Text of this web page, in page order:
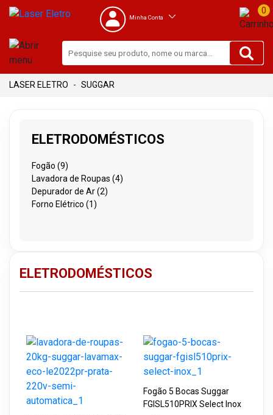
Minha Conta
0
SUGGAR
ELETRODOMÉSTICOS
Fogão (9)
Lavadora de Roupas (4)
Depurador de Ar (2)
Forno Elétrico (1)
ELETRODOMÉSTICOS
Fogão 5 Bocas Suggar
FGISL510PRIX Select Inox